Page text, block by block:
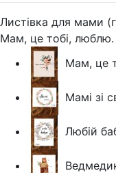
Листівка для мами
Мам, це тобі, люблю.
Мам, це
Мамі зі
Любій